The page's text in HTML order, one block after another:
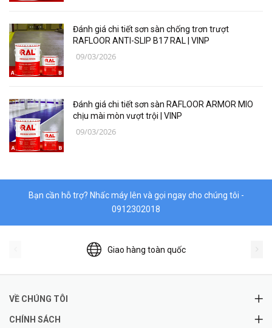
Dụng Cụ Ngành Hàng Không
Thiết Bị Niika
Linh, Phụ Kiện Công Nghiệp Nặng
Hóa chất
Đánh giá chi tiết sơn sàn chống trơn trượt
RAFLOOR ANTI-SLIP B17 RAL | VINP
09/03/2026
Đánh giá chi tiết sơn sàn RAFLOOR ARMOR MIO
chịu mài mòn vượt trội | VINP
09/03/2026
Bạn cần hỗ trợ? Nhấc máy lên và gọi ngay cho chúng tôi -
0912302018
Giao hàng toàn quốc
VỀ CHÚNG TÔI
CHÍNH SÁCH